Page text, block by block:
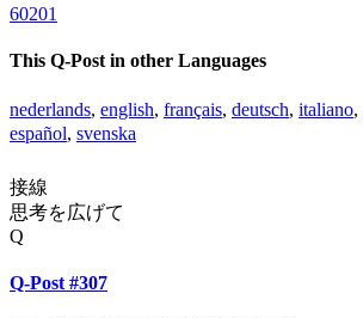
60201
This Q-Post in other Languages
nederlands, english, français, deutsch, italiano,
español, svenska
接線
思考を広げて
Q
Q-Post #307